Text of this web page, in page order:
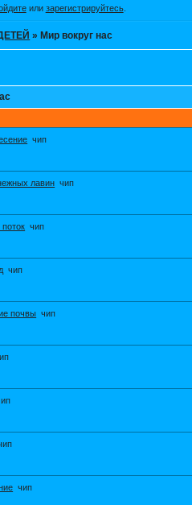
или зарегистрируйтесь.
»Мир вокруг нас
чип
лавин чип
поток чип
чип
почвы чип
чип